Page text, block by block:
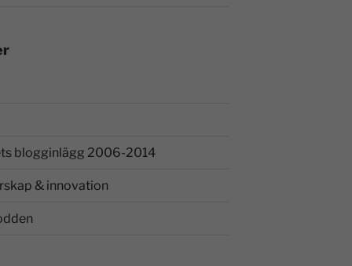
blogginlägg 2006-2014
& innovation